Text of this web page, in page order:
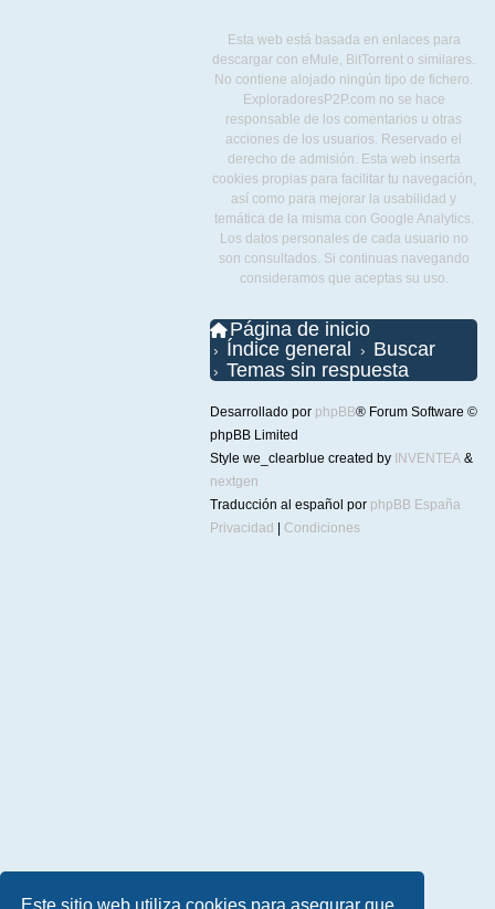
Este sitio web utiliza cookies para asegurar que
Esta web está basada en enlaces para
descargar con eMule, BitTorrent o similares.
No contiene alojado ningún tipo de fichero.
ExploradoresP2P.com no se hace
responsable de los comentarios u otras
acciones de los usuarios. Reservado el
derecho de admisión. Esta web inserta
cookies propias para facilitar tu navegación,
así como para mejorar la usabilidad y
temática de la misma con Google Analytics.
Los datos personales de cada usuario no
son consultados. Si continuas navegando
consideramos que aceptas su uso.
Página de inicio
Índice general
Buscar
Temas sin respuesta
Desarrollado por phpBB® Forum Software ©
phpBB Limited
Style we_clearblue created by INVENTEA &
nextgen
Traducción al español por phpBB España
Privacidad
Condiciones